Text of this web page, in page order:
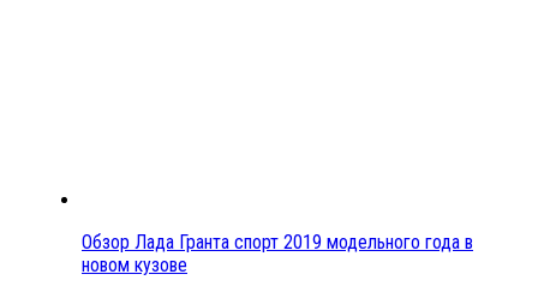
Обзор Лада Гранта спорт 2019 модельного года в
новом кузове